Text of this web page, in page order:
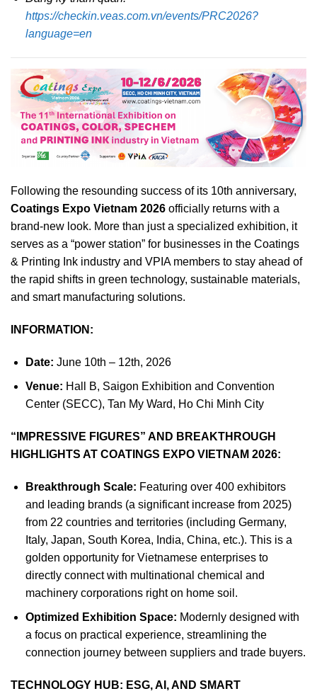
https://checkin.veas.com.vn/events/PRC2026?
language=en
Following the resounding success of its 10th anniversary,
Coatings Expo Vietnam 2026 officially returns with a
brand-new look. More than just a specialized exhibition, it
serves as a “power station” for businesses in the Coatings
& Printing Ink industry and VPIA members to stay ahead of
the rapid shifts in green technology, sustainable materials,
and smart manufacturing solutions.
INFORMATION:
Date: June 10th – 12th, 2026
Venue: Hall B, Saigon Exhibition and Convention
Center (SECC), Tan My Ward, Ho Chi Minh City
“IMPRESSIVE FIGURES” AND BREAKTHROUGH
HIGHLIGHTS AT COATINGS EXPO VIETNAM 2026:
Breakthrough Scale: Featuring over 400 exhibitors
and leading brands (a significant increase from 2025)
from 22 countries and territories (including Germany,
Italy, Japan, South Korea, India, China, etc.). This is a
golden opportunity for Vietnamese enterprises to
directly connect with multinational chemical and
machinery corporations right on home soil.
Optimized Exhibition Space: Modernly designed with
a focus on practical experience, streamlining the
connection journey between suppliers and trade buyers.
TECHNOLOGY HUB: ESG, AI, AND SMART